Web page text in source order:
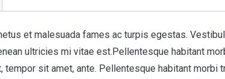
et malesuada fames ac turpis egestas.
ultricies mi vitae est.Pellentesque habitant
sit amet, ante. Pellentesque habitant